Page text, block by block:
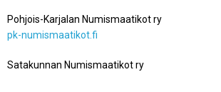
Pohjois-Karjalan Numismaatikot ry
pk-numismaatikot.fi
Satakunnan Numismaatikot ry